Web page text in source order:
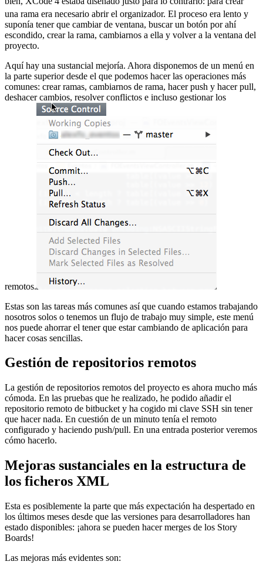
una rama era necesario abrir el organizador. El proceso era lento y
suponía tener que cambiar de ventana, buscar un botón por ahí
escondido, crear la rama, cambiarnos a ella y volver a la ventana del
proyecto.
Aquí hay una sustancial mejoría. Ahora disponemos de un menú en
la parte superior desde el que podemos hacer las operaciones más
comunes: crear ramas, cambiarnos de rama, hacer push y hacer pull,
deshacer cambios, resolver conflictos e incluso gestionar los
remotos.
Estas son las tareas más comunes así que cuando estamos trabajando
nosotros solos o tenemos un flujo de trabajo muy simple, este menú
nos puede ahorrar el tener que estar cambiando de aplicación para
hacer cosas sencillas.
Gestión de repositorios remotos
La gestión de repositorios remotos del proyecto es ahora mucho más
cómoda. En las pruebas que he realizado, he podido añadir el
repositorio remoto de bitbucket y ha cogido mi clave SSH sin tener
que hacer nada. En cuestión de un minuto tenía el remoto
configurado y haciendo push/pull. En una entrada posterior veremos
cómo hacerlo.
Mejoras sustanciales en la estructura de
los ficheros XML
Esta es posiblemente la parte que más expectación ha despertado en
los últimos meses desde que las versiones para desarrolladores han
estado disponibles: ¡ahora se pueden hacer merges de los Story
Boards!
Las mejoras más evidentes son: